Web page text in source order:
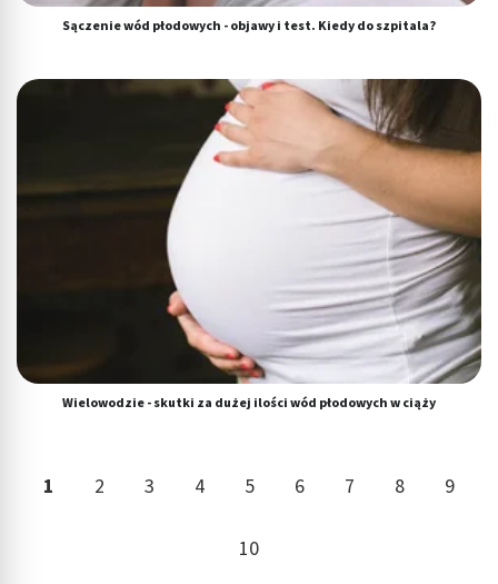
Sączenie wód płodowych - objawy i test. Kiedy do szpitala?
Wielowodzie - skutki za dużej ilości wód płodowych w ciąży
1 2 3 4 5 6 7 8 9
10